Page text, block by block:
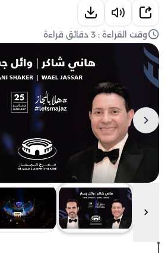
وقت القراءة : 3 دقائق قراءة